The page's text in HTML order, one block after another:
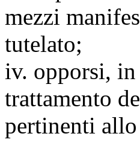
mezzi
tutelato;
iv. opporsi,
trattamento
pertinenti